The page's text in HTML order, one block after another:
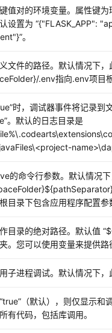
值对的环境变量。属性键
设置为“{"FLASK_APP":
。
文件的路径。默认情况下，
.env指向.env项目
时，调试器事件将记录到
。默认的日志目录是
的命令行参数。默认情况
目录下包含应用程序配置
目录的绝对路径。默认值
。您可以使用变量来提供路
子进程调试。默认情况下，
“true” （默认），则仅显示和
有代码，包括库调用。